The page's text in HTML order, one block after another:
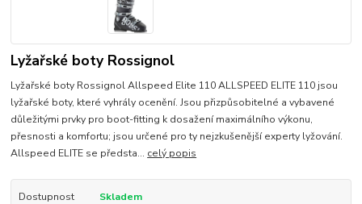
Lyžařské boty Rossignol
Lyžařské boty Rossignol Allspeed Elite 110 ALLSPEED ELITE 110 jsou
lyžařské boty, které vyhrály ocenění. Jsou přizpůsobitelné a vybavené
důležitými prvky pro boot-fitting k dosažení maximálního výkonu,
přesnosti a komfortu; jsou určené pro ty nejzkušenější experty lyžování.
Allspeed ELITE se předsta... celý popis
Dostupnost
Skladem